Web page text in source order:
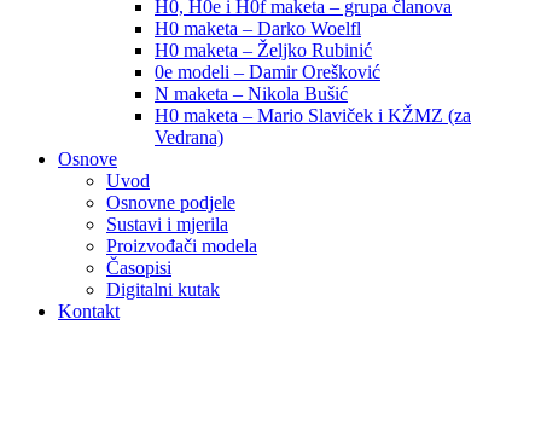
H0, H0e i H0f maketa – grupa članova
H0 maketa – Darko Woelfl
H0 maketa – Željko Rubinić
0e modeli – Damir Orešković
N maketa – Nikola Bušić
H0 maketa – Mario Slaviček i KŽMZ (za
Vedrana)
Osnove
Uvod
Osnovne podjele
Sustavi i mjerila
Proizvođači modela
Časopisi
Digitalni kutak
Kontakt